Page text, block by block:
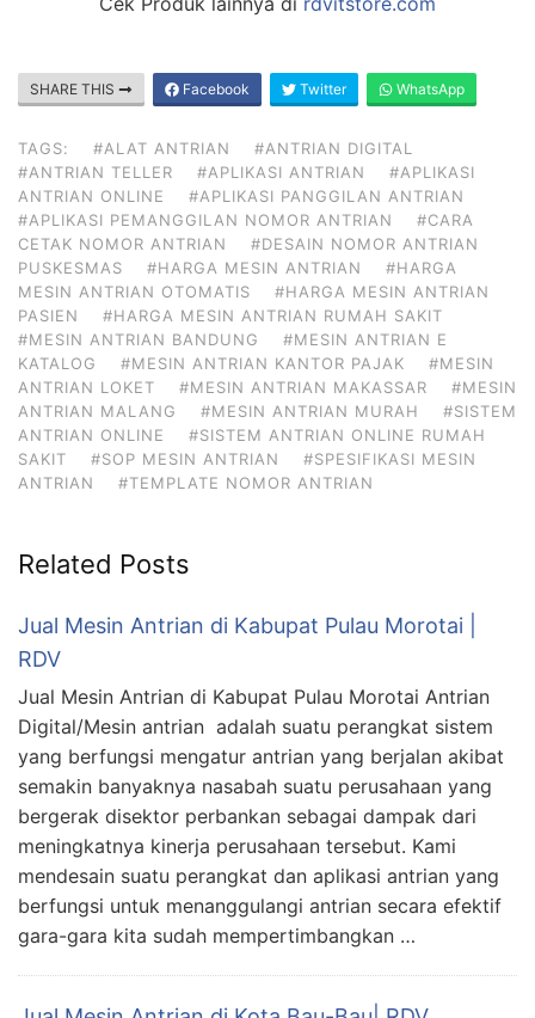
SHARE THIS Facebook Twitter WhatsApp
TAGS: #ALAT ANTRIAN
#ANTRIAN DIGITAL
#ANTRIAN TELLER
#APLIKASI ANTRIAN
#APLIKASI
ANTRIAN ONLINE
#APLIKASI PANGGILAN ANTRIAN
#APLIKASI PEMANGGILAN NOMOR ANTRIAN
#CARA
CETAK NOMOR ANTRIAN
#DESAIN NOMOR ANTRIAN
PUSKESMAS
#HARGA MESIN ANTRIAN
#HARGA
MESIN ANTRIAN OTOMATIS
#HARGA MESIN ANTRIAN
PASIEN
#HARGA MESIN ANTRIAN RUMAH SAKIT
#MESIN ANTRIAN BANDUNG
#MESIN ANTRIAN E
KATALOG
#MESIN ANTRIAN KANTOR PAJAK
#MESIN
ANTRIAN LOKET
#MESIN ANTRIAN MAKASSAR
#MESIN
ANTRIAN MALANG
#MESIN ANTRIAN MURAH
#SISTEM
ANTRIAN ONLINE
#SISTEM ANTRIAN ONLINE RUMAH
SAKIT
#SOP MESIN ANTRIAN
#SPESIFIKASI MESIN
ANTRIAN
#TEMPLATE NOMOR ANTRIAN
Related Posts
Jual Mesin Antrian di Kabupat Pulau Morotai |
RDV
Jual Mesin Antrian di Kabupat Pulau Morotai Antrian
Digital/Mesin antrian adalah suatu perangkat sistem
yang berfungsi mengatur antrian yang berjalan akibat
semakin banyaknya nasabah suatu perusahaan yang
bergerak disektor perbankan sebagai dampak dari
meningkatnya kinerja perusahaan tersebut. Kami
mendesain suatu perangkat dan aplikasi antrian yang
berfungsi untuk menanggulangi antrian secara efektif
gara-gara kita sudah mempertimbangkan …